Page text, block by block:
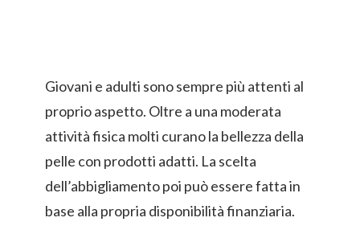
Giovani e adulti sono sempre più attenti al
proprio aspetto. Oltre a una moderata
attività fisica molti curano la bellezza della
pelle con prodotti adatti. La scelta
dell’abbigliamento poi può essere fatta in
base alla propria disponibilità finanziaria.